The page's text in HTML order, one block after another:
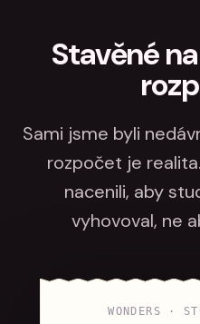
Stavěné
Sami jsme byli
rozpočet je
nacenili, aby
vyhovoval, ne
WONDERS ·